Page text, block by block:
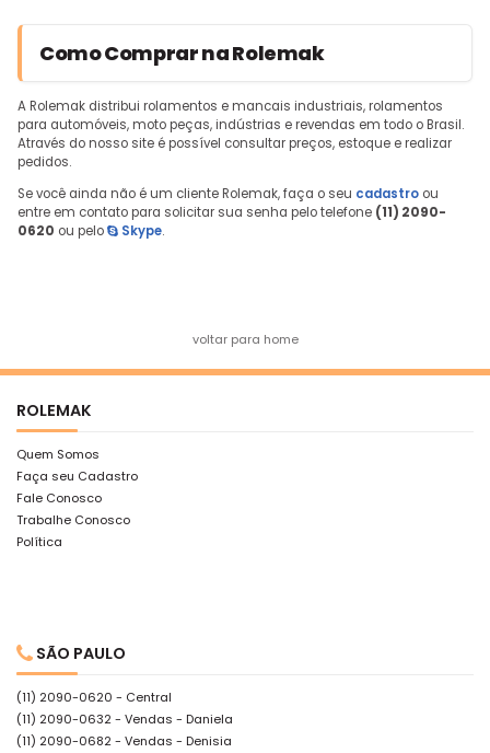
Como Comprar na Rolemak
A Rolemak distribui rolamentos e mancais industriais, rolamentos
para automóveis, moto peças, indústrias e revendas em todo o Brasil.
Através do nosso site é possível consultar preços, estoque e realizar
pedidos.
Se você ainda não é um cliente Rolemak, faça o seu cadastro ou
entre em contato para solicitar sua senha pelo telefone (11) 2090-
0620 ou pelo Skype.
voltar para home
ROLEMAK
Quem Somos
Faça seu Cadastro
Fale Conosco
Trabalhe Conosco
Política
SÃO PAULO
(11) 2090-0620 - Central
(11) 2090-0632 - Vendas - Daniela
(11) 2090-0682 - Vendas - Denisia